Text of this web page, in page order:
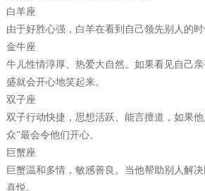
白羊座
由于好胜心强，白羊在看到自己领先别人的时
金牛座
牛儿性情淳厚、热爱大自然。如果看见自己
盛就会开心地笑起来。
双子座
双子行动快捷，思想活跃、能言擅道，如果
众”最会令他们开心。
巨蟹座
巨蟹温和多情，敏感善良。当他帮助别人解
喜悦。